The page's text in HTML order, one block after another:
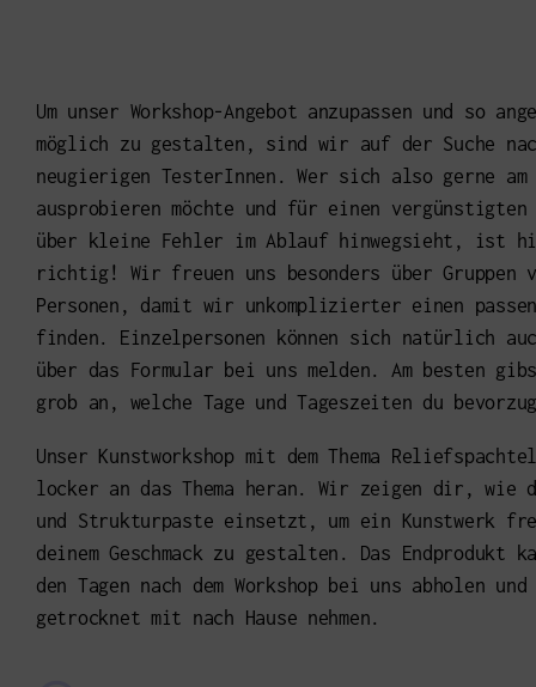
Um unser Workshop-Angebot anzupassen und so
möglich zu gestalten, sind wir auf der Suche
neugierigen TesterInnen. Wer sich also gerne am
ausprobieren möchte und für einen vergünstigten
über kleine Fehler im Ablauf hinwegsieht, ist
richtig! Wir freuen uns besonders über Gruppen
Personen, damit wir unkomplizierter einen
finden. Einzelpersonen können sich natürlich
über das Formular bei uns melden. Am besten
grob an, welche Tage und Tageszeiten du
Unser Kunstworkshop mit dem Thema
locker an das Thema heran. Wir zeigen dir, wie
und Strukturpaste einsetzt, um ein Kunstwerk
deinem Geschmack zu gestalten. Das Endprodukt
den Tagen nach dem Workshop bei uns abholen
getrocknet mit nach Hause nehmen.